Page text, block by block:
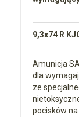
9,3x74 R
Amunicja
dla
ze
pocisków